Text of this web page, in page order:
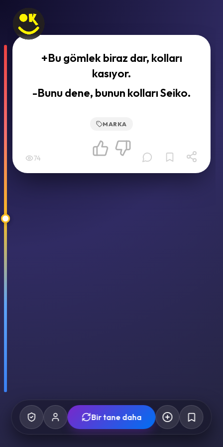
+Bu gömlek biraz dar, kolları
kasıyor.
-Bunu dene, bunun kolları Seiko.
MARKA
74
Bir tane daha